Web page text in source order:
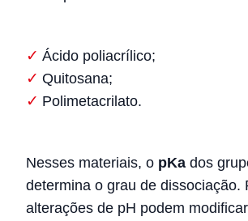
Ácido poliacrílico;
Quitosana;
Polimetacrilato.
Nesses materiais, o pKa dos
determina o grau de dissociação.
alterações de pH podem modificar